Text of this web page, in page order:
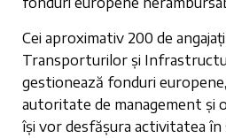
Cei aproximativ 200 de
Transporturilor și
gestionează fonduri
autoritate de management și
își vor desfășura activitatea în